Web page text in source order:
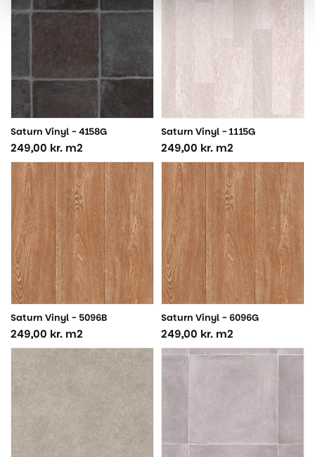
Saturn Vinyl - 4158G
249,00 kr. m2
Saturn Vinyl - 1115G
249,00 kr. m2
Saturn Vinyl - 5096B
249,00 kr. m2
Saturn Vinyl - 6096G
249,00 kr. m2